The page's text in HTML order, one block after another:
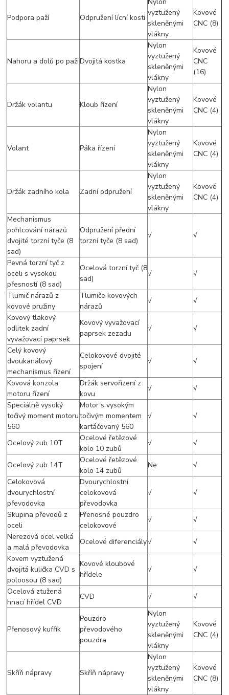
Podpora paží Odpružení lícní kosti
Nylon
vyztužený
skleněnými
vlákny
Kovové
CNC (8)
Nahoru a dolů po pažiDvojitá kostka
Nylon
vyztužený
skleněnými
vlákny
Kovové
CNC
(16)
Držák volantu Kloub řízení
Nylon
vyztužený
skleněnými
vlákny
Kovové
CNC (4)
Volant Páka řízení
Nylon
vyztužený
skleněnými
vlákny
Kovové
CNC (4)
Držák zadního kola Zadní odpružení
Nylon
vyztužený
skleněnými
vlákny
Kovové
CNC (4)
Mechanismus
pohlcování nárazů
dvojité torzní tyče (8
sad)
Odpružení přední
torzní tyče (8 sad)
√ √
Pevná torzní tyč z
oceli s vysokou
přesností (8 sad)
Ocelová torzní tyč (8
sad)
√ √
Tlumič nárazů z
kovové pružiny
Tlumiče kovových
nárazů
√
√
Kovový tlakový
odlitek zadní
vyvažovací paprsek
Kovový vyvažovací
paprsek zezadu
√ √
Celý kovový
dvoukanálový
mechanismus řízení
Celokovové dvojité
spojení
√ √
Kovová konzola
motoru řízení
Držák servořízení z
kovu
√
√
Speciálně vysoký
točivý moment motoru
560
Motor s vysokým
točivým momentem
kartáčovaný 560
√ √
Ocelový zub 10T
Ocelové řetězové
kolo 10 zubů
√ √
Ocelový zub 14T
Ocelové řetězové
kolo 14 zubů
Ne
√
Celokovová
dvourychlostní
převodovka
Dvourychlostní
celokovová
převodovka
√ √
Skupina převodů z
oceli
Přenosné pouzdro
celokovové
√
√
Nerezová ocel velká
a malá převodovka
Ocelové diferenciály√
√
Kovem vyztužená
dvojitá kulička CVD s
poloosou (8 sad)
Kovové kloubové
hřídele
√ √
Ocelová ztužená
hnací hřídel CVD
CVD √ √
Přenosový kufřík
Pouzdro
převodového
pouzdra
Nylon
vyztužený
skleněnými
vlákny
Kovové
CNC (4)
Skříň nápravy Skříň nápravy
Nylon
vyztužený
skleněnými
vlákny
Kovové
CNC (8)